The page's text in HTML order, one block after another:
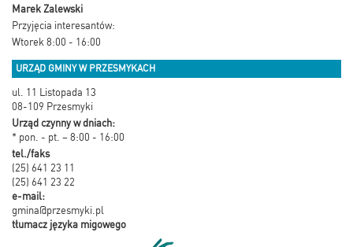
Marek Zalewski
Przyjęcia interesantów:
Wtorek 8:00 - 16:00
URZĄD GMINY W PRZESMYKACH
ul. 11 Listopada 13
08-109 Przesmyki
Urząd czynny w dniach:
* pon. - pt. – 8:00 - 16:00
tel./faks
(25) 641 23 11
(25) 641 23 22
e-mail:
gmina@przesmyki.pl
tłumacz języka migowego